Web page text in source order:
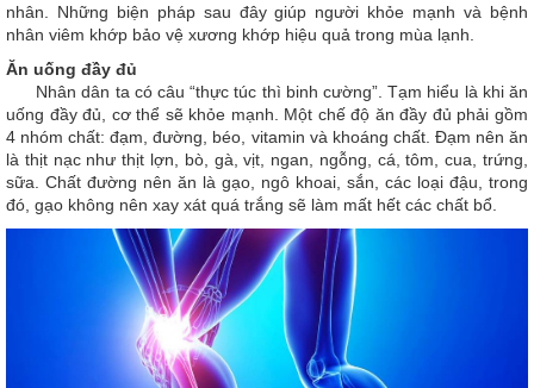
nhân. Những biện pháp sau đây giúp người khỏe mạnh và bệnh
nhân viêm khớp bảo vệ xương khớp hiệu quả trong mùa lạnh.
Ăn uống đầy đủ
Nhân dân ta có câu “thực túc thì binh cường”. Tạm hiểu là khi ăn
uống đầy đủ, cơ thể sẽ khỏe mạnh. Một chế độ ăn đầy đủ phải gồm
4 nhóm chất: đạm, đường, béo, vitamin và khoáng chất. Đạm nên ăn
là thịt nạc như thịt lợn, bò, gà, vịt, ngan, ngỗng, cá, tôm, cua, trứng,
sữa. Chất đường nên ăn là gạo, ngô khoai, sắn, các loại đậu, trong
đó, gạo không nên xay xát quá trắng sẽ làm mất hết các chất bổ.